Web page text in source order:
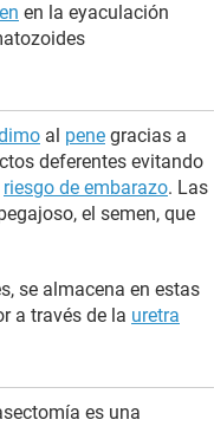
en la eyaculación
al pene gracias a
deferentes evitando
riesgo de embarazo. Las
el semen, que
se almacena en estas
a través de la uretra
es una